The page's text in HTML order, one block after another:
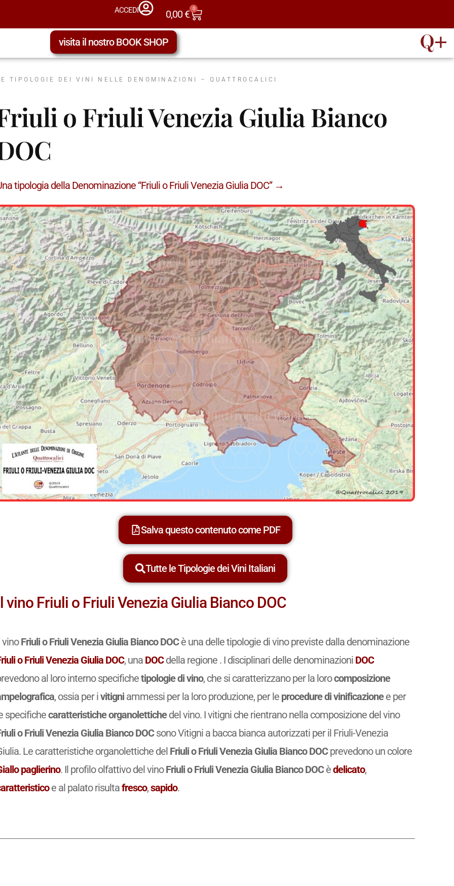
ACCEDI 0,00€ 0
visita il nostro BOOK SHOP
TIPOLOGIE DEI VINI NELLE DENOMINAZIONI – QUATTROCALICI
o Friuli Venezia Giulia Bianco
tipologia della Denominazione “Friuli o Friuli Venezia Giulia DOC” →
Salva questo contenuto come PDF
Tutte le Tipologie dei Vini Italiani
vino Friuli o Friuli Venezia Giulia Bianco DOC
vinoFriuli o Friuli Venezia Giulia Bianco DOCè una delle tipologie di vino previste dalla denominazione
o Friuli Venezia Giulia DOC, una DOCdella regione . I disciplinari delle denominazioni DOC
al loro interno specifichetipologie di vino, che si caratterizzano per la lorocomposizione
, ossia per ivitigniammessi per la loro produzione, per le procedure di vinificazionee per
specifichecaratteristiche organolettichedel vino. I vitigni che rientrano nella composizione del vino
o Friuli Venezia Giulia Bianco DOCsono Vitigni a bacca bianca autorizzati per il Friuli-Venezia
Le caratteristiche organolettiche del Friuli o Friuli Venezia Giulia Bianco DOCprevedono un colore
paglierino. Il profilo olfattivo del vinoFriuli o Friuli Venezia Giulia Bianco DOCèdelicato,
e al palato risultafresco,sapido.